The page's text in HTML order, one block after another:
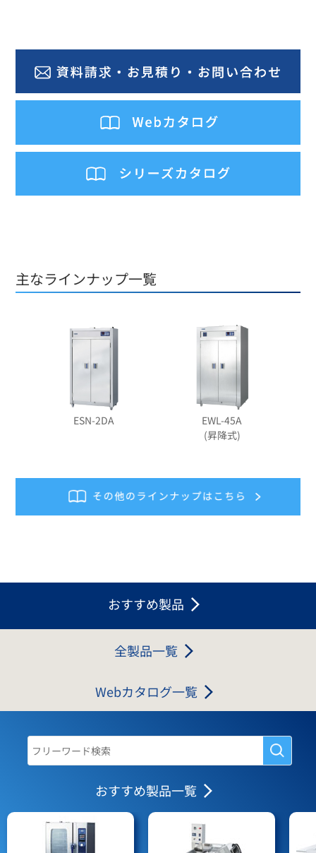
主なラインナップ一覧
ESN-2DA
EWL-45A
(昇降式)
おすすめ製品
全製品一覧
Webカタログ一覧
おすすめ製品一覧